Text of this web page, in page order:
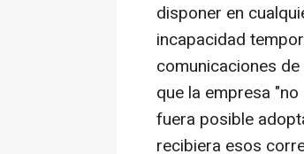
disponer en
incapacidad
comunicaciones
que la empresa
fuera posible
recibiera esos